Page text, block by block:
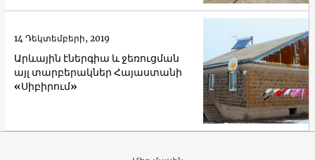
Արևային էներգիա և ջեռուցման
այլ տարբերակներ Հայաստանի
«Սիբիրում»
14 Դեկտեմբերի, 2019